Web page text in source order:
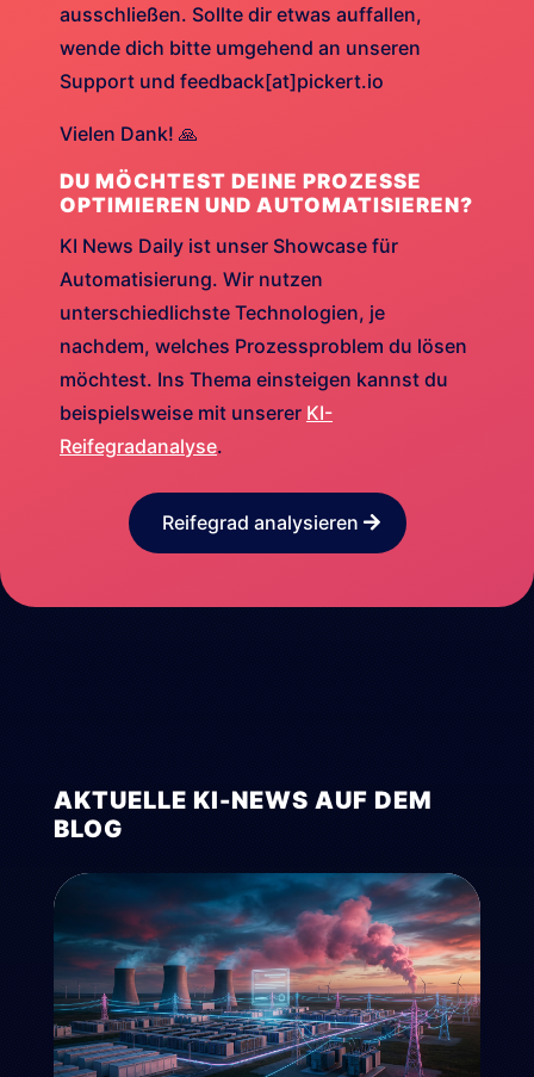
ausschließen. Sollte dir etwas auffallen,
wende dich bitte umgehend an unseren
Support und feedback[at]pickert.io
Vielen Dank! 🙏
DU MÖCHTEST DEINE PROZESSE
OPTIMIEREN UND AUTOMATISIEREN?
KI News Daily ist unser Showcase für
Automatisierung. Wir nutzen
unterschiedlichste Technologien, je
nachdem, welches Prozessproblem du lösen
möchtest. Ins Thema einsteigen kannst du
beispielsweise mit unserer KI-
Reifegradanalyse.
Reifegrad analysieren
AKTUELLE KI-NEWS AUF DEM
BLOG